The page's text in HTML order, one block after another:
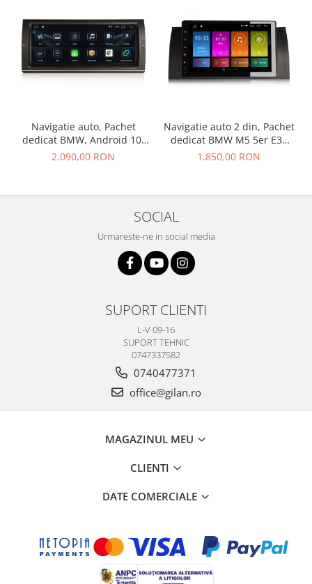
Navigatie auto, Pachet
dedicat BMW, Android 10,
GPS, WIFI,DAB+, 2GB RAM,
2.090,00 RON
Navigatie auto 2 din, Pachet
dedicat BMW M5 5er E39
E53 X5, Android 10 ,
Ram,16GB memorie interna
1.850,00 RON
SOCIAL
Urmareste-ne in social media
SUPORT CLIENTI
L-V 09-16
SUPORT TEHNIC
0747337582
0740477371
office@gilan.ro
MAGAZINUL MEU
CLIENTI
DATE COMERCIALE